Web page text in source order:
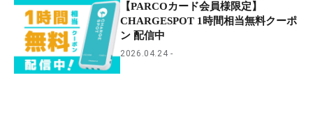
【PARCOカード会員様限定】
CHARGESPOT 1時間相当無料クーポ
ン 配信中
2026.04.24